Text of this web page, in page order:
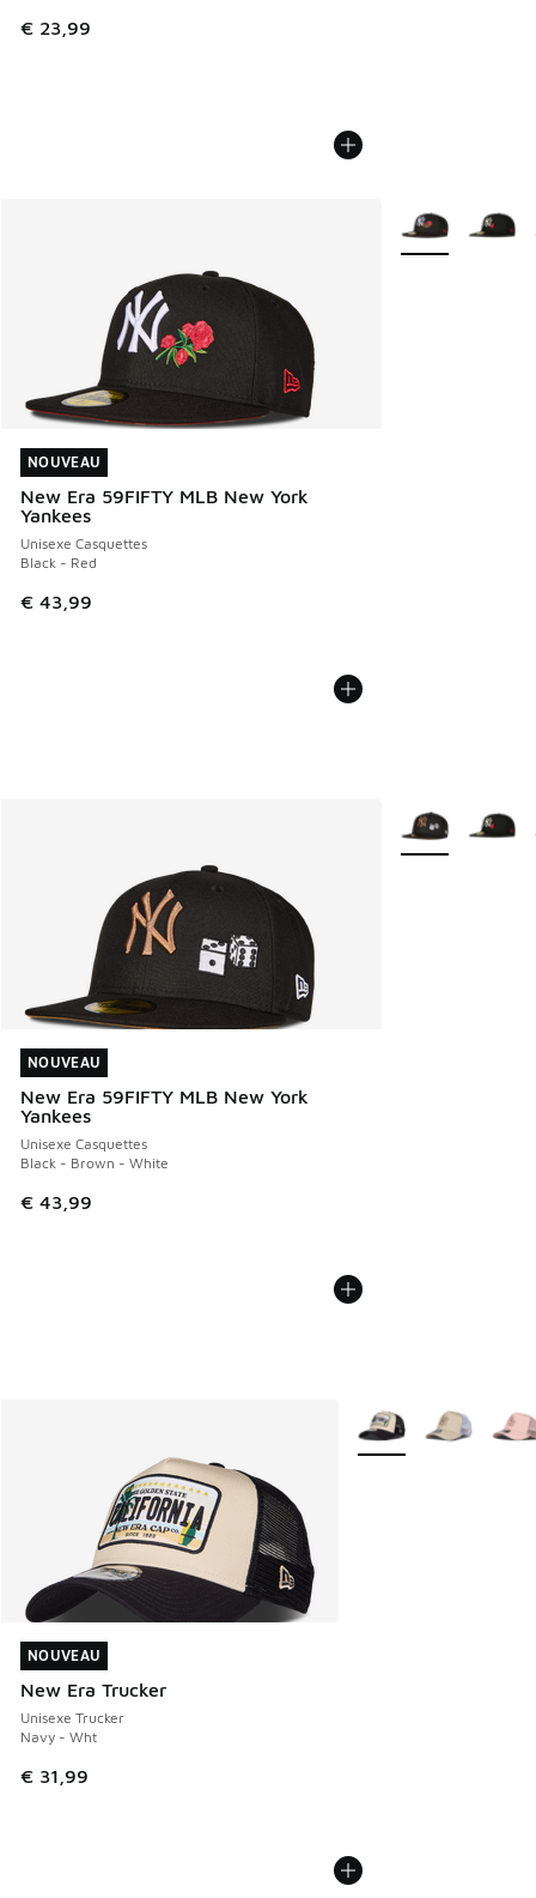
€ 23,99
NOUVEAU
New Era 59FIFTY MLB New York
Yankees
Unisexe Casquettes
Black - Red
€ 43,99
NOUVEAU
Plus de couleurs
NOUVEAU
New Era 59FIFTY MLB New York
Yankees
Unisexe Casquettes
Black - Brown - White
€ 43,99
NOUVEAU
Plus de couleurs
NOUVEAU
New Era Trucker
Unisexe Trucker
Navy - Wht
€ 31,99
NOUVEAU
Plus de couleurs